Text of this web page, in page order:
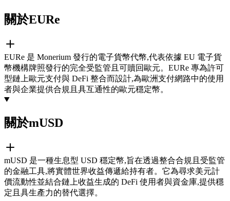
關於EURe
EURe 是 Monerium 發行的電子貨幣代幣,代表依據 EU 電子貨
幣機構牌照發行的完全受監管且可贖回歐元。EURe 專為許可
型鏈上歐元支付與 DeFi 整合而設計,為歐洲支付網路中的使用
者與企業提供合規且具互通性的歐元穩定幣。
關於mUSD
mUSD 是一種生息型 USD 穩定幣,旨在透過整合合規且受監管
的金融工具,將實體世界收益傳遞給持有者。它為尋求美元計
價流動性並結合鏈上收益生成的 DeFi 使用者與資金庫,提供穩
定且具生產力的替代選擇。